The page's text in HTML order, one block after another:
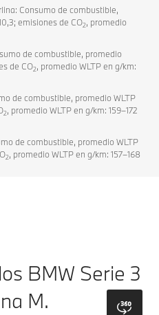
Consumo de combustible,
emisiones de CO2, promedio
de combustible, promedio
de CO2, promedio WLTP en g/km:
de combustible, promedio WLTP
2, promedio WLTP en g/km: 159–172
de combustible, promedio WLTP
2, promedio WLTP en g/km: 157–168
BMW Serie 3
M.